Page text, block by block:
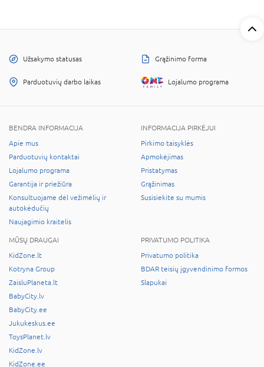
Užsakymo statusas Grąžinimo forma
Parduotuvių darbo laikas Lojalumo programa
BENDRA INFORMACIJA
Apie mus
Parduotuvių kontaktai
Lojalumo programa
Garantija ir priežiūra
Konsultuojame dėl vežimėlių ir
autokėdučių
Naujagimio kraitelis
INFORMACIJA PIRKĖJUI
Pirkimo taisyklės
Apmokėjimas
Pristatymas
Grąžinimas
Susisiekite su mumis
MŪSŲ DRAUGAI
KidZone.lt
Kotryna Group
ZaisluPlaneta.lt
BabyCity.lv
BabyCity.ee
Jukukeskus.ee
ToysPlanet.lv
KidZone.lv
KidZone.ee
PRIVATUMO POLITIKA
Privatumo politika
BDAR teisių įgyvendinimo formos
Slapukai